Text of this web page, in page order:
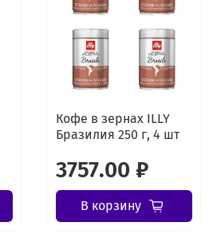
Кофе в зернах ILLY
Бразилия 250 г, 4 шт
3757.00 ₽
В корзину